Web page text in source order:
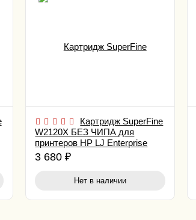
Картридж SuperFine
W2120X БЕЗ ЧИПА для
принтеров HP LJ Enterprise
M554/ 555/ 578 Black 13K
3 680₽
Нет в наличии